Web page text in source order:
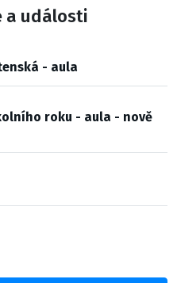
a události
- aula
roku - aula - nově